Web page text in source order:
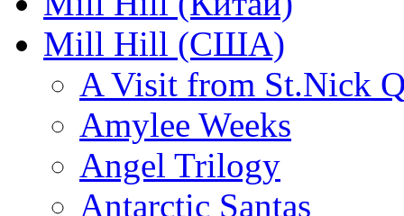
Mill Hill (США)
A Visit from St.Nick
Amylee Weeks
Angel Trilogy
Antarctic Santas